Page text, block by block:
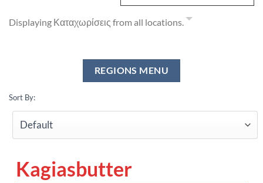
Displaying Καταχωρίσεις from all locations.
Sort By:
Kagiasbutter